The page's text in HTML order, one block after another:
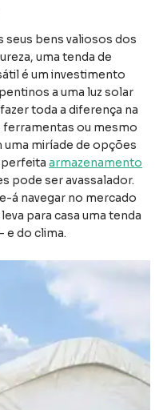
bens valiosos dos
uma tenda de
é um investimento
a uma luz solar
toda a diferença na
ou mesmo
miríade de opções
perfeitaarmazenamento
pode ser avassalador.
á navegar no mercado
para casa uma tenda
e do clima.